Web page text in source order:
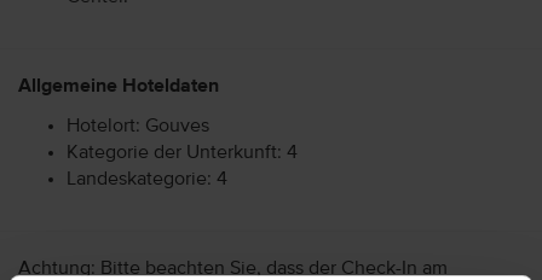
Allgemeine Hoteldaten
Hotelort: Gouves
Kategorie der Unterkunft: 4
Landeskategorie: 4
Achtung: Bitte beachten Sie, dass der Check-In am